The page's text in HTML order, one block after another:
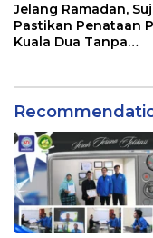
Jelang Ramadan,
Pastikan Penataan
Kuala Dua Tanpa